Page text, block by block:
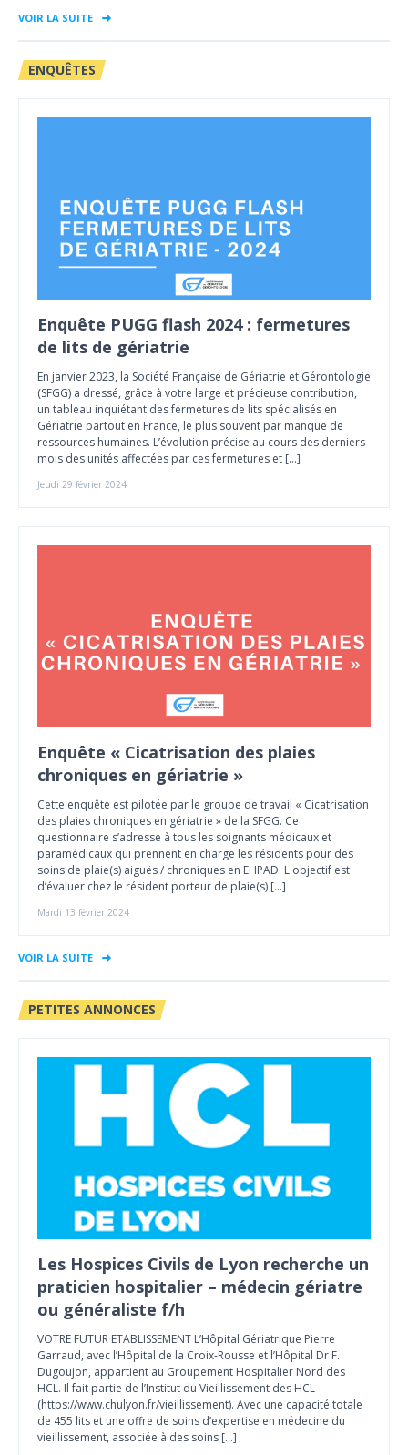
VOIR LA SUITE
ENQUÊTES
Enquête PUGG flash 2024 : fermetures
de lits de gériatrie
En janvier 2023, la Société Française de Gériatrie et Gérontologie
(SFGG) a dressé, grâce à votre large et précieuse contribution,
un tableau inquiétant des fermetures de lits spécialisés en
Gériatrie partout en France, le plus souvent par manque de
ressources humaines. L’évolution précise au cours des derniers
mois des unités affectées par ces fermetures et […]
Jeudi 29 février 2024
Enquête « Cicatrisation des plaies
chroniques en gériatrie »
Cette enquête est pilotée par le groupe de travail « Cicatrisation
des plaies chroniques en gériatrie » de la SFGG. Ce
questionnaire s’adresse à tous les soignants médicaux et
paramédicaux qui prennent en charge les résidents pour des
soins de plaie(s) aiguës / chroniques en EHPAD. L'objectif est
d’évaluer chez le résident porteur de plaie(s) […]
Mardi 13 février 2024
VOIR LA SUITE
PETITES ANNONCES
Les Hospices Civils de Lyon recherche un
praticien hospitalier – médecin gériatre
ou généraliste f/h
VOTRE FUTUR ETABLISSEMENT L’Hôpital Gériatrique Pierre
Garraud, avec l’Hôpital de la Croix-Rousse et l’Hôpital Dr F.
Dugoujon, appartient au Groupement Hospitalier Nord des
HCL. Il fait partie de l’Institut du Vieillissement des HCL
(https://www.chulyon.fr/vieillissement). Avec une capacité totale
de 455 lits et une offre de soins d’expertise en médecine du
vieillissement, associée à des soins […]